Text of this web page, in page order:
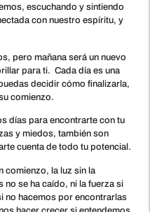
escuchando y sintiendo
con nuestro espíritu, y
pero mañana será un nuevo
para ti. Cada día es una
decidir cómo finalizarla,
comienzo.
días para encontrarte con tu
y miedos, también son
cuenta de todo tu potencial.
comienzo, la luz sin la
no se ha caído, ni la fuerza si
no hacemos por encontrarlas